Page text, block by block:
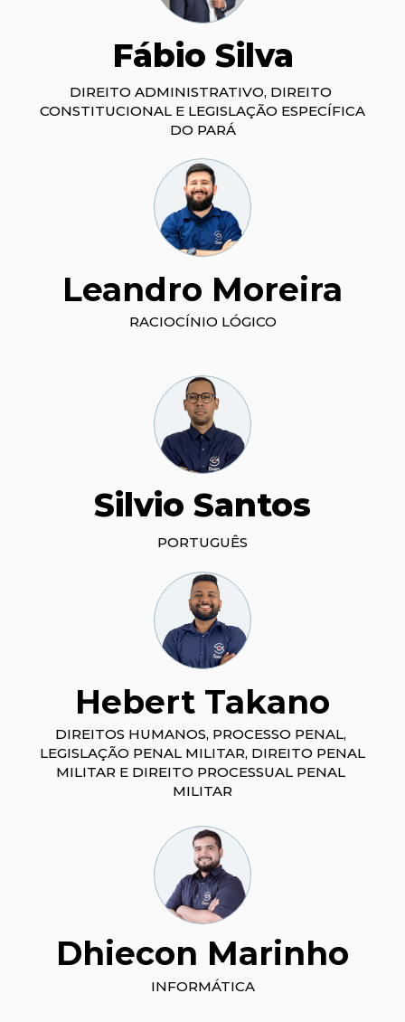
Leandro Moreira
RACIOCÍNIO LÓGICO
Fábio Silva
DIREITO ADMINISTRATIVO, DIREITO
CONSTITUCIONAL E LEGISLAÇÃO ESPECÍFICA
DO PARÁ
Silvio Santos
PORTUGUÊS
Hebert Takano
DIREITOS HUMANOS, PROCESSO PENAL,
LEGISLAÇÃO PENAL MILITAR, DIREITO PENAL
MILITAR E DIREITO PROCESSUAL PENAL
MILITAR
Dhiecon Marinho
INFORMÁTICA